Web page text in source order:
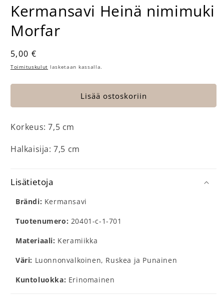
Kermansavi Heinä nimimuki
Morfar
Normaalihinta
5,00 €
Toimituskulut lasketaan kassalla.
Lisää ostoskoriin
Korkeus: 7,5 cm
Halkaisija: 7,5 cm
Lisätietoja
Brändi: Kermansavi
Tuotenumero: 20401-c-1-701
Materiaali: Keramiikka
Väri: Luonnonvalkoinen, Ruskea ja Punainen
Kuntoluokka: Erinomainen